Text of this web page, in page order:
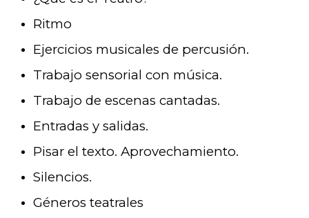
Ritmo
Ejercicios musicales de percusión.
Trabajo sensorial con música.
Trabajo de escenas cantadas.
Entradas y salidas.
Pisar el texto. Aprovechamiento.
Silencios.
Géneros teatrales